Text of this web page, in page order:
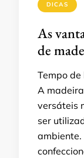
DICAS
As
de
Tempo de
A
versáteis
ser
ambiente.